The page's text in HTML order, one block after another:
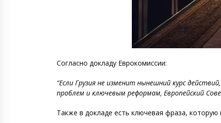
Согласно докладу Еврокомиссии:
“Если Грузия не изменит нынешний курс
проблем и ключевым реформам, Европейский
Также в докладе есть ключевая фраза,